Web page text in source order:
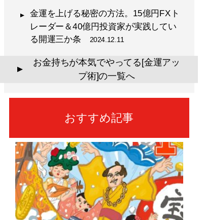
金運を上げる秘密の方法。15億円FXト
レーダー＆40億円投資家が実践してい
る開運三か条
2024.12.11
▲
お金持ちが本気でやってる[金運アッ
プ術]の一覧へ
おすすめ記事